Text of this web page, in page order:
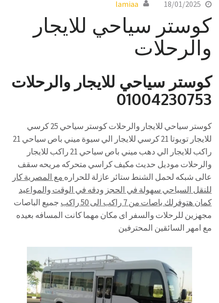
18/01/2025
lamiaa
كوستر سياحي للايجار
والرحلات
كوستر سياحي للايجار والرحلات
01004230753
كوستر سياحي للايجار والرحلات كوستر سياحي 25 كرسي
للايجار تويوتا 21 كرسي للايجار الي سيوة ميني باص سياحي 21
راكب للايجار الي دهب ميني باص سياحي 21 راكب للايجار
والرحلات موديل حديث مكيف كراسي متحركه مريحه سقف
عالى شبكه لحمل الشنط ستائر عازلة للحراره مع المصرية كار
للنقل السياحي سهولة في الحجز ودقه في الوقت والمواعيد
كمان هتوفرلك باصات من 7 راكب الى 50 راكب
جميع الباصات
مجهزين للرحلات والسفر اى مكان مهما كانت المسافه بعيده
مع امهر السائقين المحترفين